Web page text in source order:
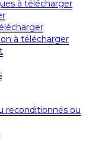
à télécharger
à télécharger
reconditionnés ou